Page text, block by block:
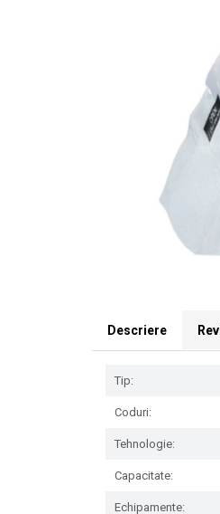
Descriere
Tip:
Coduri:
Tehnologie:
Capacitate:
Echipamente: